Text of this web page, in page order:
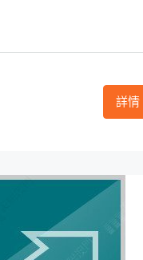
詳情